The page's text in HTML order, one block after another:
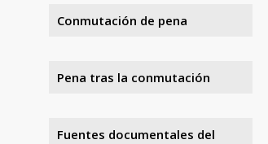
Conmutación de pena
Pena tras la conmutación
Fuentes documentales del